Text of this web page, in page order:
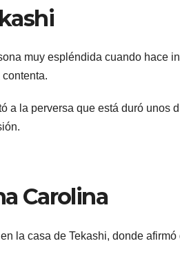
muy espléndida cuando hace
a la perversa que está duró unos
Carolina
la casa de Tekashi, donde